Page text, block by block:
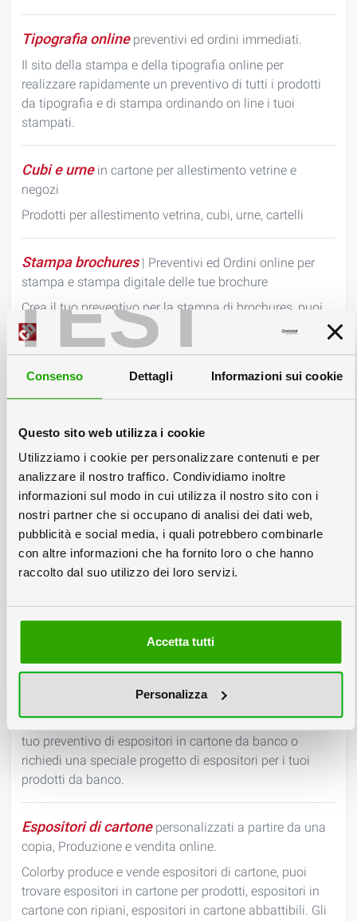
TEST
Consenso Dettagli Informazioni sui cookie
Questo sito web utilizza i cookie
Utilizziamo i cookie per personalizzare contenuti e per
analizzare il nostro traffico. Condividiamo inoltre
informazioni sul modo in cui utilizza il nostro sito con i
nostri partner che si occupano di analisi dei dati web,
pubblicità e social media, i quali potrebbero combinarle
con altre informazioni che ha fornito loro o che hanno
raccolto dal suo utilizzo dei loro servizi.
Accetta tutti
Personalizza
Tipografia onlinepreventivi ed ordini immediati.
Il sito della stampa e della tipografia online per
realizzare rapidamente un preventivo di tutti i prodotti
da tipografia e di stampa ordinando on line i tuoi
stampati.
Cubi e urnein cartone per allestimento vetrine e
negozi
Prodotti per allestimento vetrina, cubi, urne, cartelli
Stampa brochures| Preventivi ed Ordini online per
stampa e stampa digitale delle tue brochure
Crea il tuo preventivo per la stampa di brochures, puoi
creare rapidamente il prezzo online per la stampa di
brochure, libri e cataloghi che potrai ordinare ricevendo
poche ore.
Espositori in cartone da terra
partire da una copia, Produzione e vendita online.
Colorby produce e vende espositori in cartone da terra
per prodotti, espositori in cartone con ripiani, espositori
in cartone abbattibili. Gli espositori sono realizzati con
stampa digitale e rivestiti in vinile. Fai il tuo preventivo
di espositori in cartone da terra o richiedi una speciale
progetto di espositori in cartone.
Espositori in cartone da bancopersonalizzati a
partire da una copia, Produzione e vendita online.
Colorby produce e vende espositori in cartone da banco
ripiani, espositori da banco. Gli espositori Colorby sono
realizzati con stampa digitale e rivestiti in vinile. Fai il
tuo preventivo di espositori in cartone da banco o
richiedi una speciale progetto di espositori per i tuoi
prodotti da banco.
Espositori di cartonepersonalizzati a partire da una
copia, Produzione e vendita online.
Colorby produce e vende espositori di cartone, puoi
trovare espositori in cartone per prodotti, espositori in
cartone con ripiani, espositori in cartone abbattibili. Gli